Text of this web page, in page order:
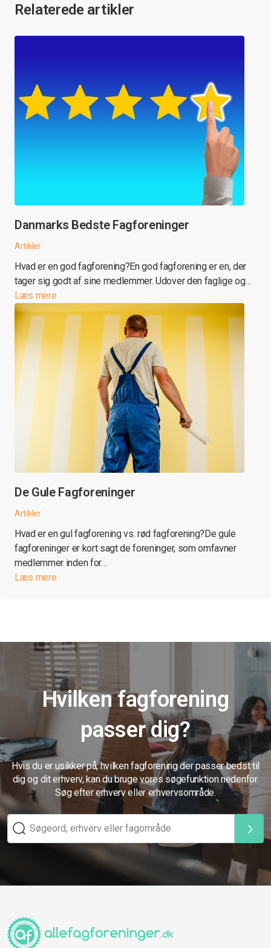
Relaterede artikler
Danmarks Bedste Fagforeninger
Artikler
Hvad er en god fagforening?En god fagforening er en, der
tager sig godt af sine medlemmer. Udover den faglige og…
Læs mere
De Gule Fagforeninger
Artikler
Hvad er en gul fagforening vs. rød fagforening?De gule
fagforeninger er kort sagt de foreninger, som omfavner
medlemmer inden for…
Læs mere
Hvilken fagforening
passer dig?
Hvis du er usikker på, hvilken fagforening der passer bedst til
dig og dit erhverv, kan du bruge vores søgefunktion nedenfor.
Søg efter erhverv eller erhvervsområde.